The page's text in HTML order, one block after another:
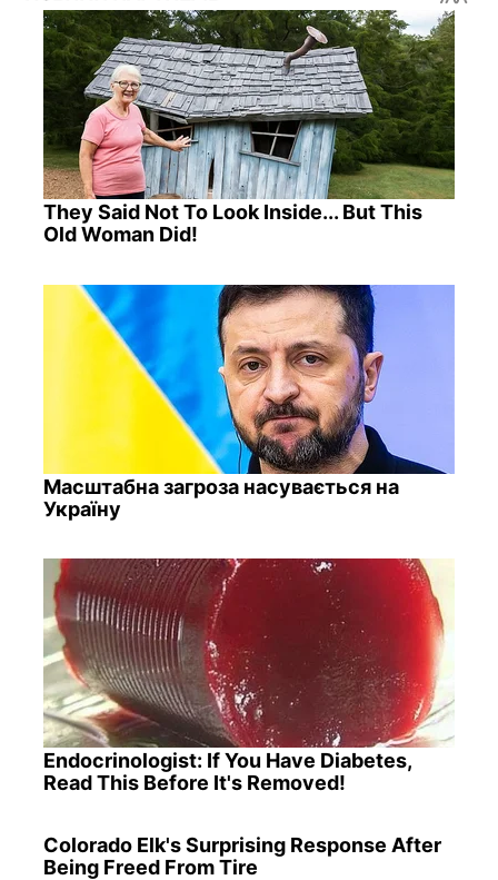
They Said Not To Look Inside... But This
Old Woman Did!
Масштабна загроза насувається на
Україну
Endocrinologist: If You Have Diabetes,
Read This Before It's Removed!
Colorado Elk's Surprising Response After
Being Freed From Tire